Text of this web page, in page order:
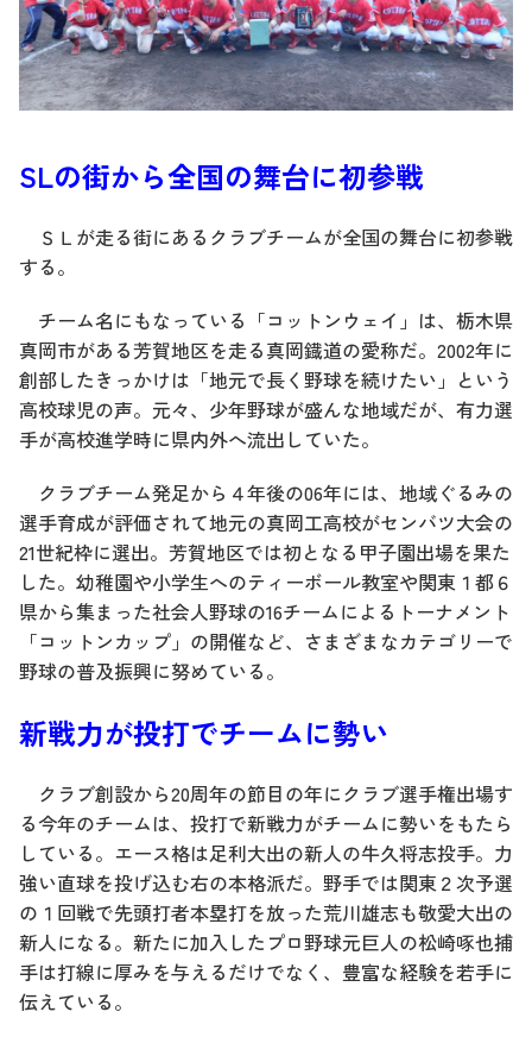
SLの街から全国の舞台に初参戦
ＳＬが走る街にあるクラブチームが全国の舞台に初参戦
する。
チーム名にもなっている「コットンウェイ」は、栃木県
真岡市がある芳賀地区を走る真岡鐡道の愛称だ。2002年に
創部したきっかけは「地元で長く野球を続けたい」という
高校球児の声。元々、少年野球が盛んな地域だが、有力選
手が高校進学時に県内外へ流出していた。
クラブチーム発足から４年後の06年には、地域ぐるみの
選手育成が評価されて地元の真岡工高校がセンバツ大会の
21世紀枠に選出。芳賀地区では初となる甲子園出場を果た
した。幼稚園や小学生へのティーボール教室や関東１都６
県から集まった社会人野球の16チームによるトーナメント
「コットンカップ」の開催など、さまざまなカテゴリーで
野球の普及振興に努めている。
新戦力が投打でチームに勢い
クラブ創設から20周年の節目の年にクラブ選手権出場す
る今年のチームは、投打で新戦力がチームに勢いをもたら
している。エース格は足利大出の新人の牛久将志投手。力
強い直球を投げ込む右の本格派だ。野手では関東２次予選
の１回戦で先頭打者本塁打を放った荒川雄志も敬愛大出の
新人になる。新たに加入したプロ野球元巨人の松崎啄也捕
手は打線に厚みを与えるだけでなく、豊富な経験を若手に
伝えている。